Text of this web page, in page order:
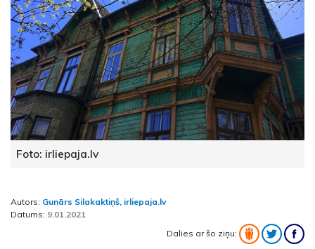
Foto: irliepaja.lv
Autors: Gunārs Silakaktiņš, irliepaja.lv
Datums: 9.01.2021
Dalies ar šo ziņu: